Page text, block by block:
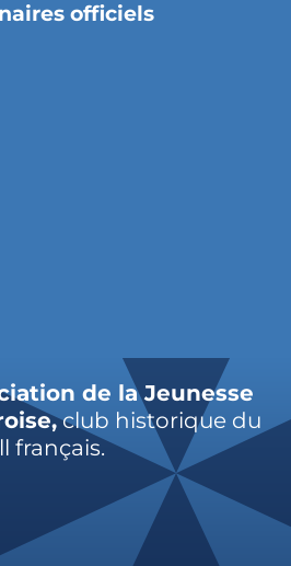
officiels
de la Jeunesse
club historique du
français.